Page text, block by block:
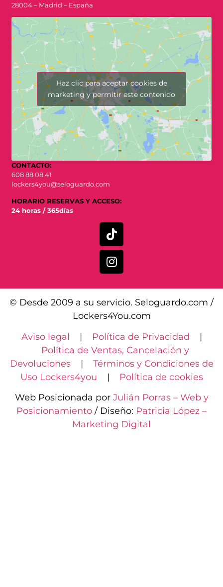
28004 – Madrid – España
Haz clic para aceptar cookies de
marketing y permitir este contenido
CONTACTO:
608 88 08 41
lockers4you@seloguardo.com
HORARIO RESERVAS Y ACCESO:
24 horas / 365días
© Desde 2009 a su servicio. Seloguardo.com /
Lockers4You.com
Aviso legal | Política de Privacidad |
Política de Ventas, Cancelación y
Devoluciones| Términos y Condiciones de
Uso Lockers4you |
Política de cookies
Web Posicionada por Julián Porras – Web y
Posicionamiento / Diseño: Patricia López –
Marketing Digital